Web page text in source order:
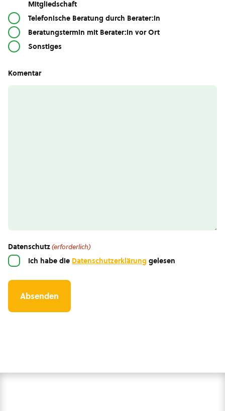
Mitgliedschaft
Telefonische Beratung durch Berater:in
Beratungstermin mit Berater:in vor Ort
Sonstiges
Komentar
Datenschutz(erforderlich)
Ich habe die Datenschutzerklärung gelesen